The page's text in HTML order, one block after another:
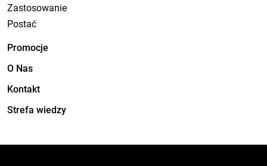
Zastosowanie
Postać
Promocje
O Nas
Kontakt
Strefa wiedzy